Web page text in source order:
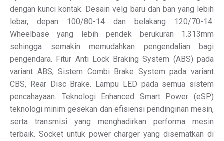
dengan kunci kontak. Desain velg baru dan ban yang lebih
lebar, depan 100/80-14 dan belakang 120/70-14.
Wheelbase yang lebih pendek berukuran 1.313mm
sehingga semakin memudahkan pengendalian bagi
pengendara. Fitur Anti Lock Braking System (ABS) pada
variant ABS, Sistem Combi Brake System pada variant
CBS, Rear Disc Brake. Lampu LED pada semua sistem
pencahayaan. Teknologi Enhanced Smart Power (eSP)
teknologi minim gesekan dan efisiensi pendinginan mesin,
serta transmisi yang menghadirkan performa mesin
terbaik. Socket untuk power charger yang disematkan di